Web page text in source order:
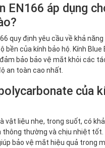
EN166 áp dụng
quy định yêu cầu về khả
bền của kính bảo hộ. Kính Blue
bảo bảo vệ mắt khỏi các
an toàn cao nhất.
của
vật liệu nhẹ, trong suốt, có
thông thường và chịu nhiệt tốt.
bảo vệ mắt hiệu quả trong